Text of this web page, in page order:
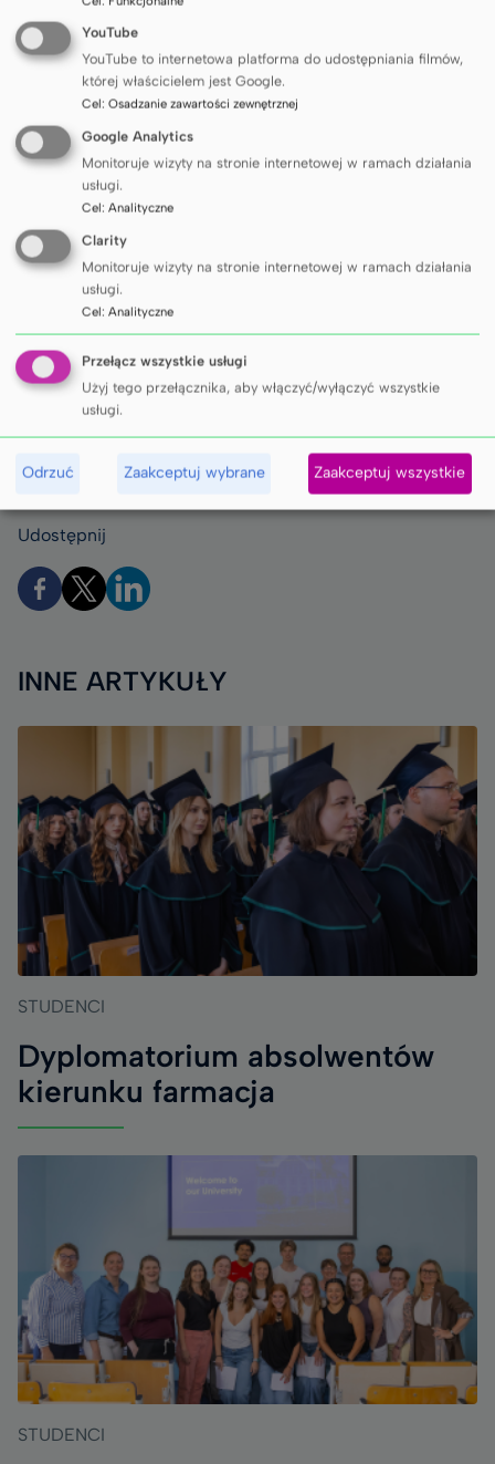
i rekomendacje wspierające organizatorów
w tworzeniu bardziej zrównoważonych
i świadomych środowiskowo wydarzeń.
Sojusz ACE²-EU zrzesza dziewięć uczelni
europejskich, które wspólnie rozwijają
innowacyjne programy edukacyjne, projekty
badawcze oraz inicjatywy wspierające
współpracę międzynarodową. Dzięki takim
przedsięwzięciom studenci i pracownicy
mogą zdobywać nowe doświadczenia,
rozwijać kompetencje przyszłości oraz
budować międzynarodowe sieci współpracy.
Aleksandra Roman, oprac. Sekcja Komunikacji GUMed
Udostępnij
INNE ARTYKUŁY
STUDENCI
Dyplomatorium absolwentów
kierunku farmacja
STUDENCI
YouTube
YouTube to internetowa platforma do udostępniania filmów,
której właścicielem jest Google.
Cel: Osadzanie zawartości zewnętrznej
Google Analytics
Monitoruje wizyty na stronie internetowej w ramach działania
usługi.
Cel: Analityczne
Clarity
Monitoruje wizyty na stronie internetowej w ramach działania
usługi.
Cel: Analityczne
Przełącz wszystkie usługi
Użyj tego przełącznika, aby włączyć/wyłączyć wszystkie
usługi.
Odrzuć Zaakceptuj wybrane Zaakceptuj wszystkie